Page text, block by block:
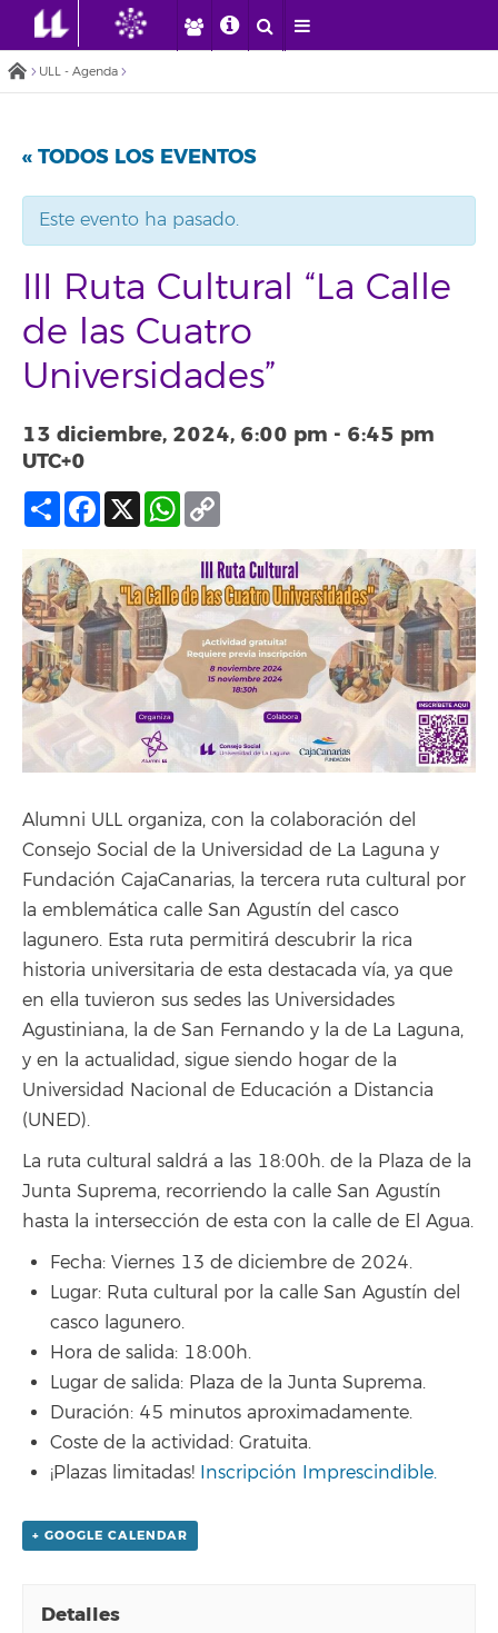
ULL - Agenda
« TODOS LOS EVENTOS
Este evento ha pasado.
III Ruta Cultural “La Calle
de las Cuatro
Universidades”
13 diciembre, 2024, 6:00 pm - 6:45 pm
UTC+0
Compartir
Facebook
X WhatsApp
Alumni ULL organiza, con la colaboración del
Consejo Social de la Universidad de La Laguna y
Fundación CajaCanarias, la tercera ruta cultural por
la emblemática calle San Agustín del casco
lagunero. Esta ruta permitirá descubrir la rica
historia universitaria de esta destacada vía, ya que
en ella tuvieron sus sedes las Universidades
Agustiniana, la de San Fernando y la de La Laguna,
y en la actualidad, sigue siendo hogar de la
Universidad Nacional de Educación a Distancia
(UNED).
La ruta cultural saldrá a las 18:00h. de la Plaza de la
Junta Suprema, recorriendo la calle San Agustín
hasta la intersección de esta con la calle de El Agua.
Fecha: Viernes 13 de diciembre de 2024.
Lugar: Ruta cultural por la calle San Agustín del
casco lagunero.
Hora de salida: 18:00h.
Lugar de salida: Plaza de la Junta Suprema.
Duración: 45 minutos aproximadamente.
Coste de la actividad: Gratuita.
¡Plazas limitadas! Inscripción Imprescindible.
+ GOOGLE CALENDAR
Detalles